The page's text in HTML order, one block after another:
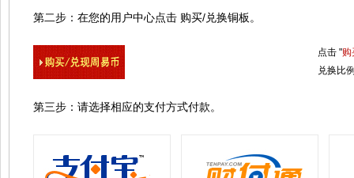
第二步：在您的用户中心点击 购买/兑换铜板。
点击 "购
兑换比
第三步：请选择相应的支付方式付款。